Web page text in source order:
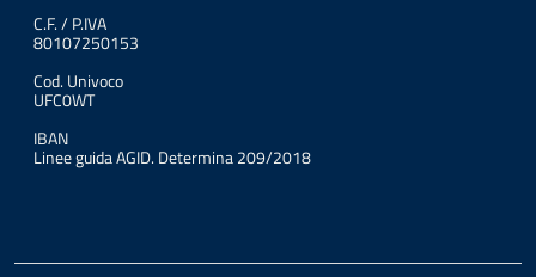
C.F. / P.IVA
80107250153
Cod. Univoco
UFC0WT
IBAN
Linee guida AGID. Determina 209/2018